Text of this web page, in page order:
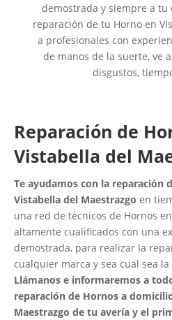
demostrada y siempre a tu
reparación de tu Horno en
a profesionales con
de manos de la suerte, ve
disgustos,
Reparación de
Vistabella del
Te ayudamos con la reparación
Vistabella del Maestrazgo en
una red de técnicos de Hornos
altamente cualificados con una
demostrada, para realizar la
cualquier marca y sea cual sea
Llámanos e informaremos a
reparación de Hornos a
Maestrazgo de tu avería y el